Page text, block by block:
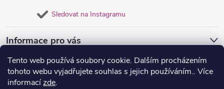
Tento web používá soubory cookie. Dalším procházením
tohoto webu vyjadřujete souhlas s jejich používáním.. Více
informacízde.
Sledovat na Instagramu
Informace pro vás
Přijímáme online platby